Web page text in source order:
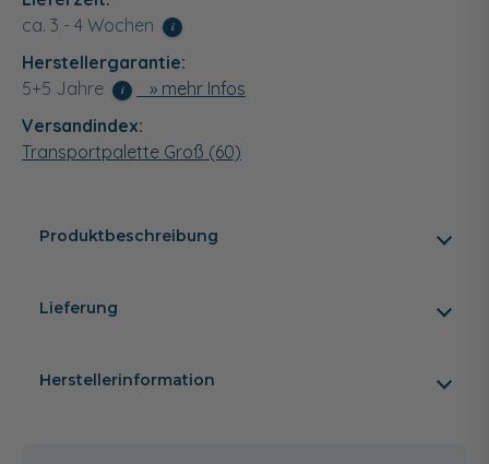
ca. 3 - 4 Wochen
i
Herstellergarantie:
5+5 Jahre
i
» mehr Infos
Versandindex:
Transportpalette Groß (60)
Produktbeschreibung
Lieferung
Herstellerinformation